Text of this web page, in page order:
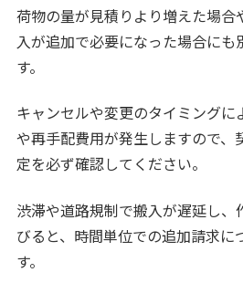
荷物の量が見積りより増えた場合
入が追加で必要になった場合にも
す。
キャンセルや変更のタイミングに
や再手配費用が発生しますので、
定を必ず確認してください。
渋滞や道路規制で搬入が遅延し
びると、時間単位での追加請求に
す。